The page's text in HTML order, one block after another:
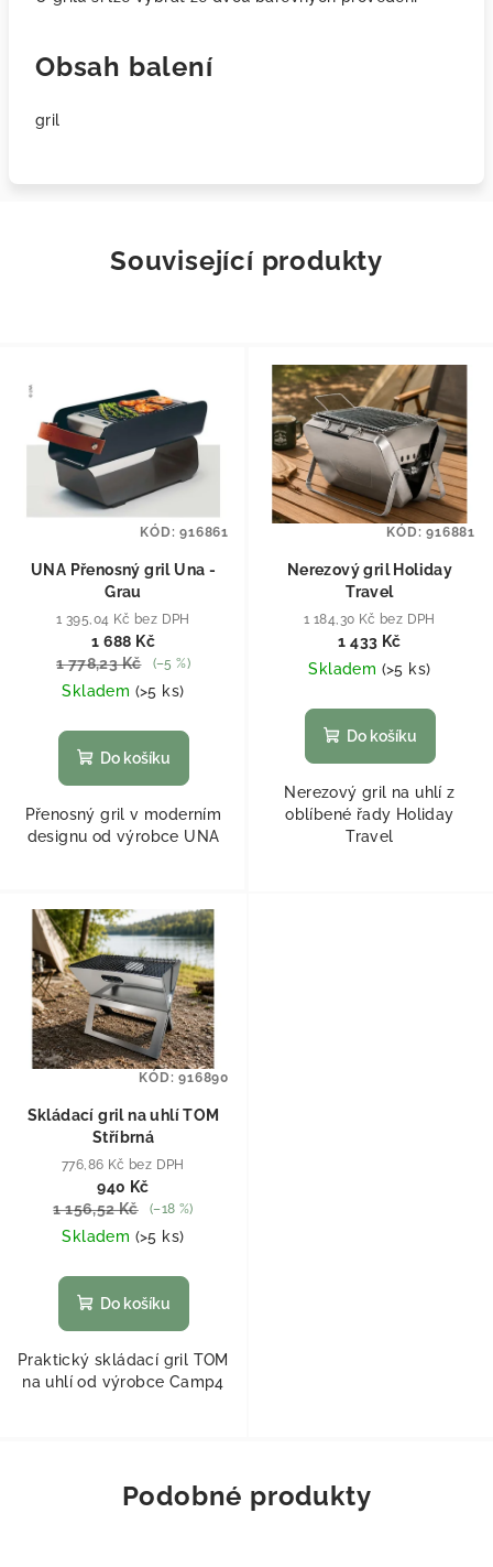
Obsah balení
gril
Související produkty
UNA Přenosný gril Una -
Grau
1 395,04 Kč bez DPH
1 688 Kč
1 778,23 Kč
(–5 %)
Skladem (>5 ks)
Do košíku
Přenosný gril v moderním
designu od výrobce UNA
KÓD:916861
Nerezový gril Holiday
Travel
1 184,30 Kč bez DPH
1 433 Kč
Skladem (>5 ks)
Do košíku
Nerezový gril na uhlí z
oblíbené řady Holiday
Travel
KÓD:916881
Skládací gril na uhlí TOM
Stříbrná
776,86 Kč bez DPH
940 Kč
1 156,52 Kč
(–18 %)
Skladem (>5 ks)
Do košíku
Praktický skládací gril TOM
na uhlí od výrobce Camp4
KÓD:916890
Podobné produkty